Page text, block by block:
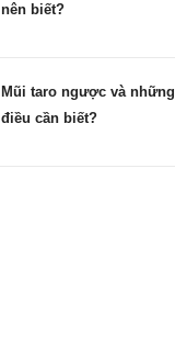
nên biết?
Mũi taro ngược và những
điều cần biết?